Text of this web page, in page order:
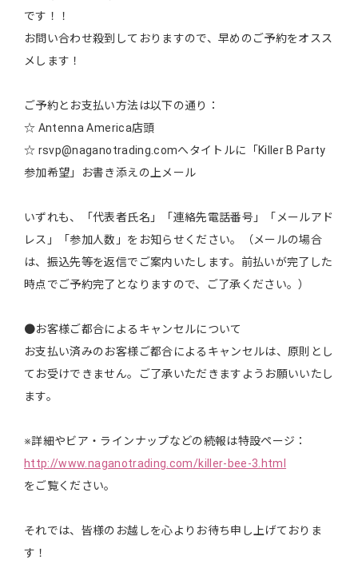
です！！
お問い合わせ殺到しておりますので、早めのご予約をオスス
メします！
ご予約とお支払い方法は以下の通り：
☆ Antenna America店頭
☆ rsvp@naganotrading.comへタイトルに「Killer B Party
参加希望」お書き添えの上メール
いずれも、「代表者氏名」「連絡先電話番号」「メールアド
レス」「参加人数」をお知らせください。（メールの場合
は、振込先等を返信でご案内いたします。前払いが完了した
時点でご予約完了となりますので、ご了承ください。）
●お客様ご都合によるキャンセルについて
お支払い済みのお客様ご都合によるキャンセルは、原則とし
てお受けできません。ご了承いただきますようお願いいたし
ます。
※詳細やビア・ラインナップなどの続報は特設ページ：
http://www.naganotrading.com/killer-bee-3.html
をご覧ください。
それでは、皆様のお越しを心よりお待ち申し上げておりま
す！